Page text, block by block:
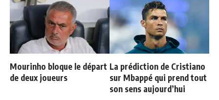
Mourinho bloque le départ
de deux joueurs
La prédiction de Cristiano
sur Mbappé qui prend tout
son sens aujourd’hui